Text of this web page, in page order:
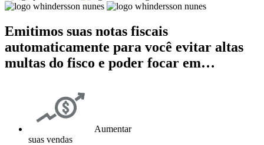
Emitimos suas notas fiscais
automaticamente para você evitar altas
multas do fisco e poder focar em…
Aumentar
suas vendas